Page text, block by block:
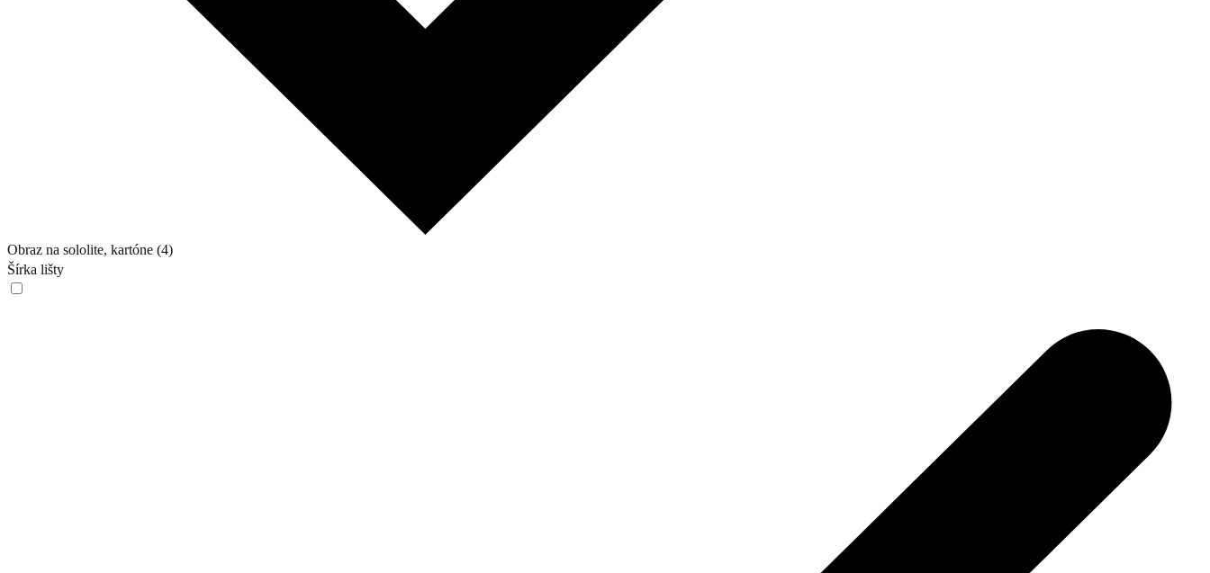
Obraz na sololite, kartóne (4)
Šírka lišty